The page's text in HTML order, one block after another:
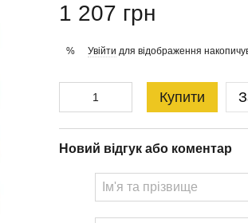
1 207 грн
% Увійти для відображення
Купити
Новий відгук або коментар